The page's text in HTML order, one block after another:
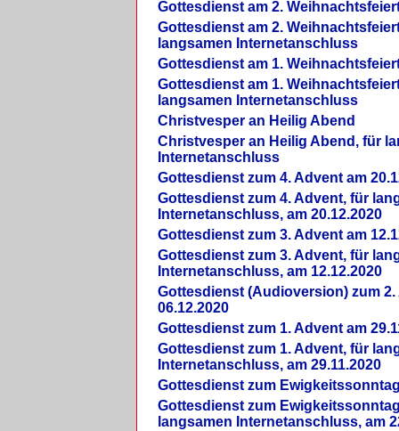
Gottesdienst am 2.
Gottesdienst am 2.
langsamen Internetanschluss
Gottesdienst am 1.
Gottesdienst am 1.
langsamen Internetanschluss
Christvesper an Heilig Abend
Christvesper an Heilig Abend, für
Internetanschluss
Gottesdienst zum 4. Advent am
Gottesdienst zum 4. Advent, für
Internetanschluss, am 20.12.2020
Gottesdienst zum 3. Advent am
Gottesdienst zum 3. Advent, für
Internetanschluss, am 12.12.2020
Gottesdienst (Audioversion) zum 2.
06.12.2020
Gottesdienst zum 1. Advent am
Gottesdienst zum 1. Advent, für
Internetanschluss, am 29.11.2020
Gottesdienst zum
Gottesdienst zum
langsamen Internetanschluss, am